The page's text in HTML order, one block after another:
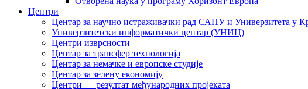
Центри
Центар за научно истраживачки рад САНУ и Универзитета у
Универзитетски информатички центар (УНИЦ)
Центри изврсности
Центар за трансфер технологија
Центар за немачке и европске студије
Центар за зелену економију
Центри — резултат међународних пројеката